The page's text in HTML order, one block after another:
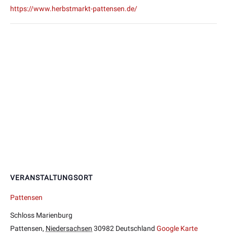
https://www.herbstmarkt-pattensen.de/
VERANSTALTUNGSORT
Pattensen
Schloss Marienburg
Pattensen, Niedersachsen 30982 Deutschland Google Karte